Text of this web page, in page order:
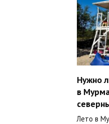
Нужно
в
Лето в